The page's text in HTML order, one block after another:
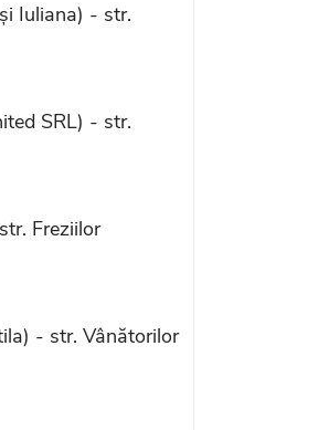
Iuliana) - str.
SRL) - str.
Freziilor
- str. Vânătorilor